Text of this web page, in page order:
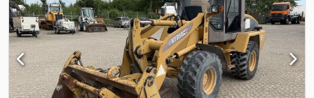
Maskinen har endast 350 drifttimmar. Omgående leverans.
Drifttimmar: 350 Egenvikt: 9010 kW: 112 Modell: 9010 = Ytterligare
information = Serienummer: JCB4A2A3HR328xxxx Kontakta ATS
Norway för mer information.